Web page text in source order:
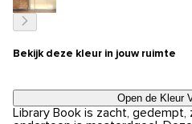
Bekijk deze kleur in jouw ruimte
Open de Kleur
Library Book is zacht,